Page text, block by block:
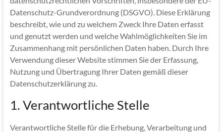
Datenschutz-Grundverordnung (DSGVO). Diese Erklärung
beschreibt, wie und zu welchem Zweck Ihre Daten erfasst
und genutzt werden und welche Wahlmöglichkeiten Sie im
Zusammenhang mit persönlichen Daten haben. Durch Ihre
Verwendung dieser Website stimmen Sie der Erfassung,
Nutzung und Übertragung Ihrer Daten gemäß dieser
Datenschutzerklärung zu.
1. Verantwortliche Stelle
Verantwortliche Stelle für die Erhebung, Verarbeitung und